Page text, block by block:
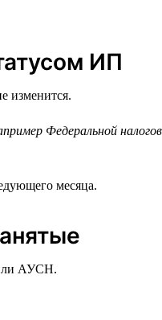
ИП
изменится.
Федеральной
месяца.
АУСН.